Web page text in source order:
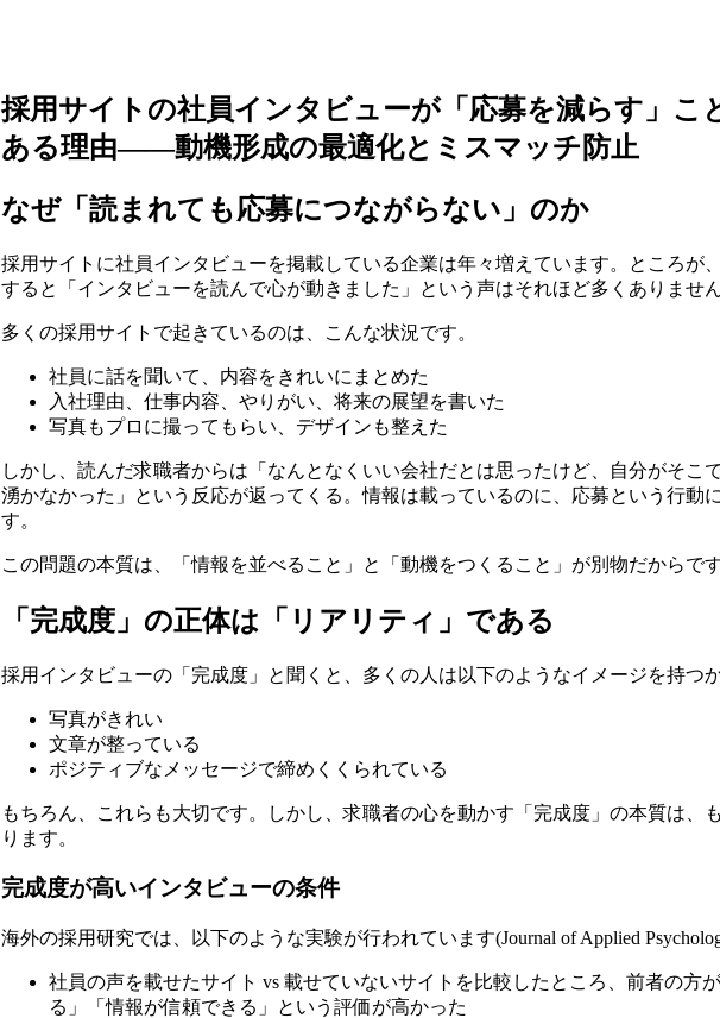
採用サイトの社員インタビューが「応募を減らす」こ
ある理由――動機形成の最適化とミスマッチ防止
なぜ「読まれても応募につながらない」のか
採用サイトに社員インタビューを掲載している企業は年々増えています。ところが
すると「インタビューを読んで心が動きました」という声はそれほど多くありません
多くの採用サイトで起きているのは、こんな状況です。
社員に話を聞いて、内容をきれいにまとめた
入社理由、仕事内容、やりがい、将来の展望を書いた
写真もプロに撮ってもらい、デザインも整えた
しかし、読んだ求職者からは「なんとなくいい会社だとは思ったけど、自分がそこ
湧かなかった」という反応が返ってくる。情報は載っているのに、応募という行動
す。
この問題の本質は、「情報を並べること」と「動機をつくること」が別物だからです
「完成度」の正体は「リアリティ」である
採用インタビューの「完成度」と聞くと、多くの人は以下のようなイメージを持つ
写真がきれい
文章が整っている
ポジティブなメッセージで締めくくられている
もちろん、これらも大切です。しかし、求職者の心を動かす「完成度」の本質は、
ります。
完成度が高いインタビューの条件
海外の採用研究では、以下のような実験が行われています(Journal of Applied
社員の声を載せたサイト vs 載せていないサイトを比較したところ、前者の方
る」「情報が信頼できる」という評価が高かった